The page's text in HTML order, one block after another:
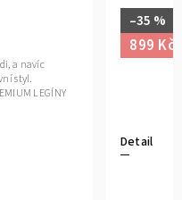
–35 %
899 Kč